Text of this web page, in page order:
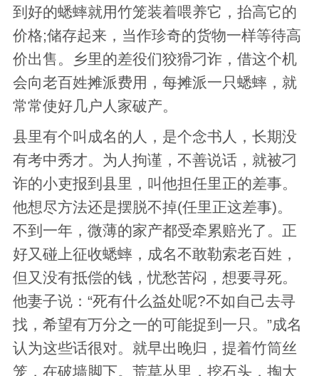
到好的蟋蟀就用竹笼装着喂养它，抬高它的
价格;储存起来，当作珍奇的货物一样等待高
价出售。乡里的差役们狡猾刁诈，借这个机
会向老百姓摊派费用，每摊派一只蟋蟀，就
常常使好几户人家破产。
县里有个叫成名的人，是个念书人，长期没
有考中秀才。为人拘谨，不善说话，就被刁
诈的小吏报到县里，叫他担任里正的差事。
他想尽方法还是摆脱不掉(任里正这差事)。
不到一年，微薄的家产都受牵累赔光了。正
好又碰上征收蟋蟀，成名不敢勒索老百姓，
但又没有抵偿的钱，忧愁苦闷，想要寻死。
他妻子说：“死有什么益处呢?不如自己去寻
找，希望有万分之一的可能捉到一只。”成名
认为这些话很对。就早出晚归，提着竹筒丝
笼，在破墙脚下。荒草丛里，挖石头，掏大